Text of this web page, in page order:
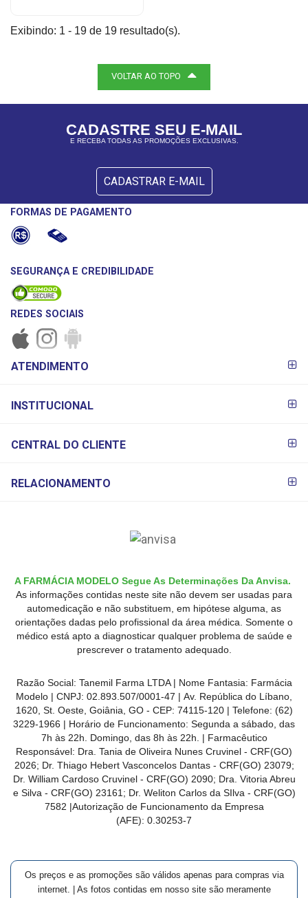
Exibindo: 1 - 19 de 19 resultado(s).
VOLTAR AO TOPO
CADASTRE SEU E-MAIL
E RECEBA TODAS AS PROMOÇÕES EXCLUSIVAS.
CADASTRAR E-MAIL
FORMAS DE PAGAMENTO
SEGURANÇA E CREDIBILIDADE
REDES SOCIAIS
PAGAMENTO
ATENDIMENTO
INSTITUCIONAL
CENTRAL DO CLIENTE
RELACIONAMENTO
A FARMÁCIA MODELO Segue As Determinações Da Anvisa.
As informações contidas neste site não devem ser usadas para
automedicação e não substituem, em hipótese alguma, as
orientações dadas pelo profissional da área médica. Somente o
médico está apto a diagnosticar qualquer problema de saúde e
prescrever o tratamento adequado.
Razão Social: Tanemil Farma LTDA | Nome Fantasia: Farmácia
Modelo | CNPJ: 02.893.507/0001-47 | Av. República do Líbano,
1620, St. Oeste, Goiânia, GO - CEP: 74115-120 | Telefone: (62)
3229-1966 | Horário de Funcionamento: Segunda a sábado, das
7h às 22h. Domingo, das 8h às 22h. | Farmacêutico
Responsável: Dra. Tania de Oliveira Nunes Cruvinel - CRF(GO)
2026; Dr. Thiago Hebert Vasconcelos Dantas - CRF(GO) 23079;
Dr. William Cardoso Cruvinel - CRF(GO) 2090; Dra. Vitoria Abreu
e Silva - CRF(GO) 23161; Dr. Weliton Carlos da SIlva - CRF(GO)
7582 |Autorização de Funcionamento da Empresa
(AFE): 0.30253-7
Os preços e as promoções são válidos apenas para compras via
internet. | As fotos contidas em nosso site são meramente